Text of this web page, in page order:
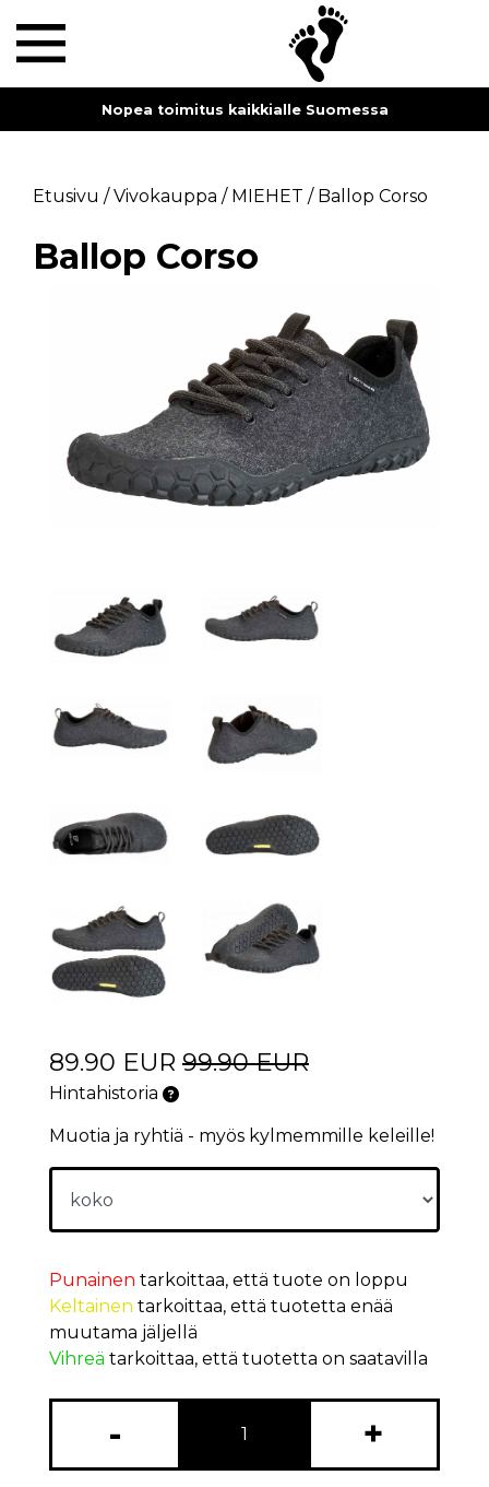
Nopea toimitus kaikkialle Suomessa
Etusivu /Vivokauppa / MIEHET / Ballop Corso
Ballop Corso
89.90 EUR 99.90 EUR
Hintahistoria
Muotia ja ryhtiä - myös kylmemmille keleille!
Punainen tarkoittaa, että tuote on loppu
Keltainen tarkoittaa, että tuotetta enää
muutama jäljellä
Vihreä tarkoittaa, että tuotetta on saatavilla
- +